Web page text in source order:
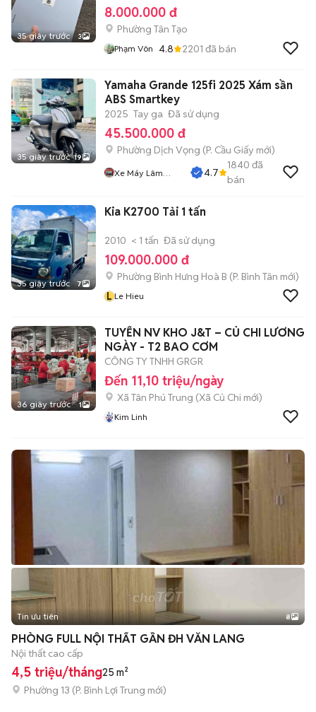
35 giây trước 3
8.000.000 đ
Phường Tân Tạo
Phạm Vôn 4.8 2201 đã bán
35 giây trước 19
Yamaha Grande 125fi 2025 Xám sần
ABS Smartkey
2025 Tay ga Đã sử dụng
45.500.000 đ
Phường Dịch Vọng (P. Cầu Giấy mới)
Xe Máy Lâm
4.7
1840 đã
bán
35 giây trước 7
Kia K2700 Tải 1 tấn
2010 < 1 tấn Đã sử dụng
109.000.000 đ
Phường Bình Hưng Hoà B (P. Bình Tân mới)
L Le Hieu
36 giây trước 1
TUYỂN NV KHO J&T – CỦ CHI LƯƠNG
NGÀY - T2 BAO CƠM
CÔNG TY TNHH GRGR
Đến 11,10 triệu/ngày
Xã Tân Phú Trung (Xã Củ Chi mới)
Kim Linh
+2
Tin ưu tiên 8
PHÒNG FULL NỘI THẤT GẦN ĐH VĂN LANG
Nội thất cao cấp
4,5 triệu/tháng25 m²
Phường 13 (P. Bình Lợi Trung mới)